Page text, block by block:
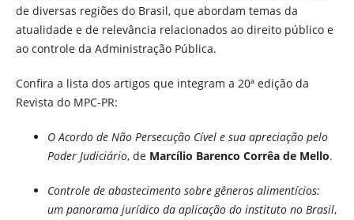
de diversas regiões do Brasil, que abordam temas da
atualidade e de relevância relacionados ao direito público e
ao controle da Administração Pública.
Confira a lista dos artigos que integram a 20ª edição da
Revista do MPC-PR:
O Acordo de Não Persecução Cível e sua apreciação pelo
Poder Judiciário, de Marcílio Barenco Corrêa de Mello.
Controle de abastecimento sobre gêneros alimentícios:
um panorama jurídico da aplicação do instituto no Brasil,